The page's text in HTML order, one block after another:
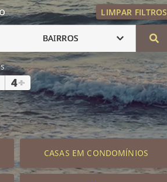
LIMPAR FILTROS
BAIRROS
4+
CASAS EM CONDOMÍNIOS